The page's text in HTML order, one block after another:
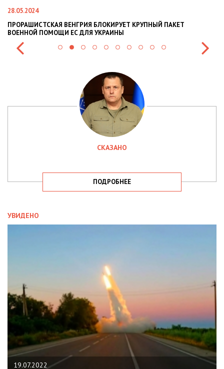
28.05.2024
ПРОРАШИСТСКАЯ ВЕНГРИЯ БЛОКИРУЕТ КРУПНЫЙ ПАКЕТ
ВОЕННОЙ ПОМОЩИ ЕС ДЛЯ УКРАИНЫ
СКАЗАНО
ПОДРОБНЕЕ
УВИДЕНО
19.07.2022